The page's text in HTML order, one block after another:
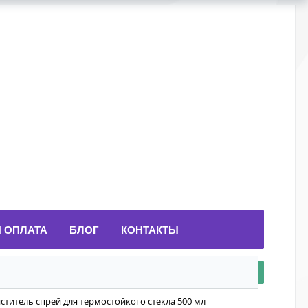
ОПЛАТА БЛОГ КОНТАКТЫ
спрей для термостойкого стекла 500 мл